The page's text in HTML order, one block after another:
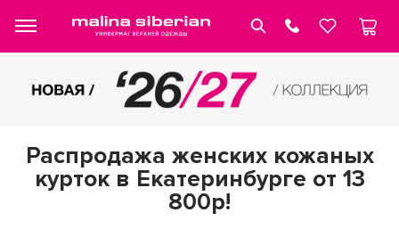
Распродажа женских кожаных
курток в Екатеринбурге от 13
800р!